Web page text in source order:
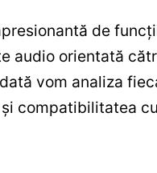
de
audio orientată
vom analiza
compatibilitatea